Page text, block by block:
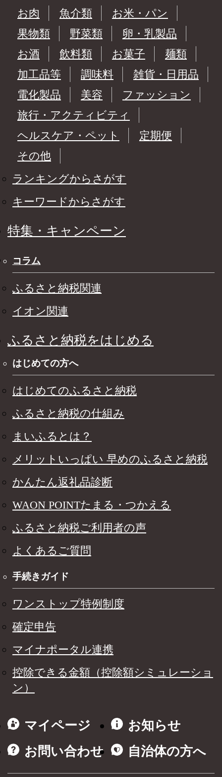
お肉
魚介類
お米・パン
果物類
野菜類
卵・乳製品
お酒
飲料類 お菓子
麺類
加工品等
調味料
雑貨・日用品
電化製品
美容
ファッション
旅行・アクティビティ
ヘルスケア・ペット
定期便
その他
ランキングからさがす
キーワードからさがす
特集・キャンペーン
コラム
ふるさと納税関連
イオン関連
ふるさと納税をはじめる
はじめての方へ
はじめてのふるさと納税
ふるさと納税の仕組み
まいふるとは？
メリットいっぱい 早めのふるさと納税
かんたん返礼品診断
WAON POINTたまる・つかえる
ふるさと納税ご利用者の声
よくあるご質問
手続きガイド
ワンストップ特例制度
確定申告
マイナポータル連携
控除できる金額（控除額シミュレーショ
ン）
マイページ
お知らせ
お問い合わせ
自治体の方へ